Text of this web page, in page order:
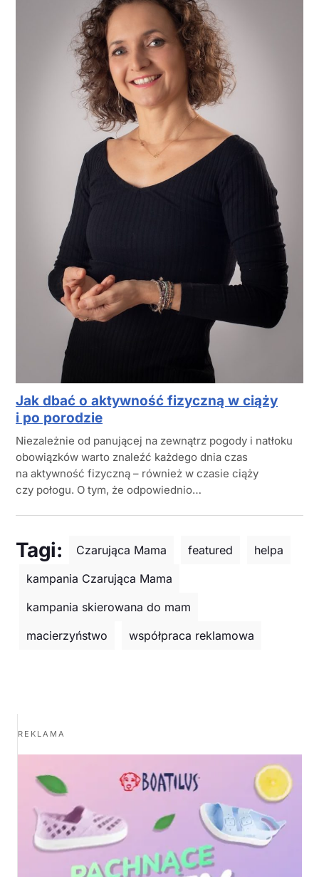
Jak dbać o aktywność fizyczną w ciąży
i po porodzie
Niezależnie od panującej na zewnątrz pogody i natłoku
obowiązków warto znaleźć każdego dnia czas
na aktywność fizyczną – również w czasie ciąży
czy połogu. O tym, że odpowiednio…
Tagi: Czarująca Mama featured
helpa
kampania Czarująca Mama
kampania skierowana do mam
macierzyństwo
współpraca reklamowa
REKLAMA